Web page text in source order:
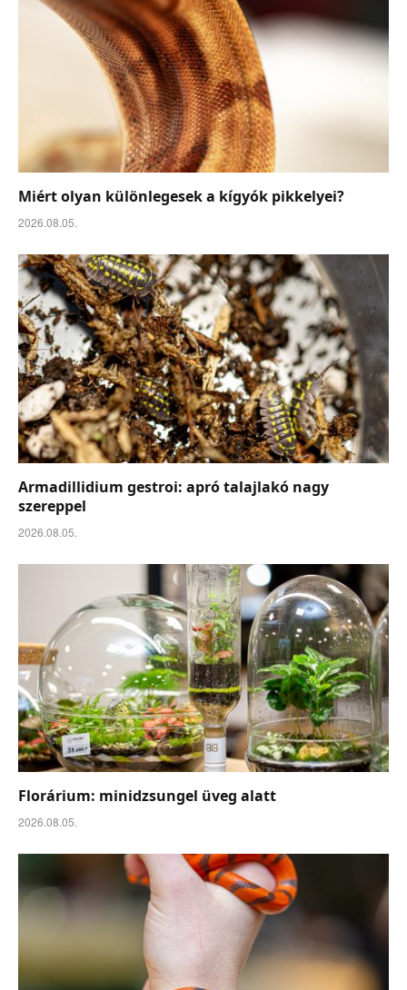
Miért olyan különlegesek a kígyók pikkelyei?
2026.08.05.
Armadillidium gestroi: apró talajlakó nagy
szereppel
2026.08.05.
Florárium: minidzsungel üveg alatt
2026.08.05.